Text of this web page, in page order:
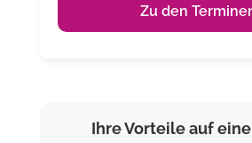
Zu den
Ihre Vorteile auf